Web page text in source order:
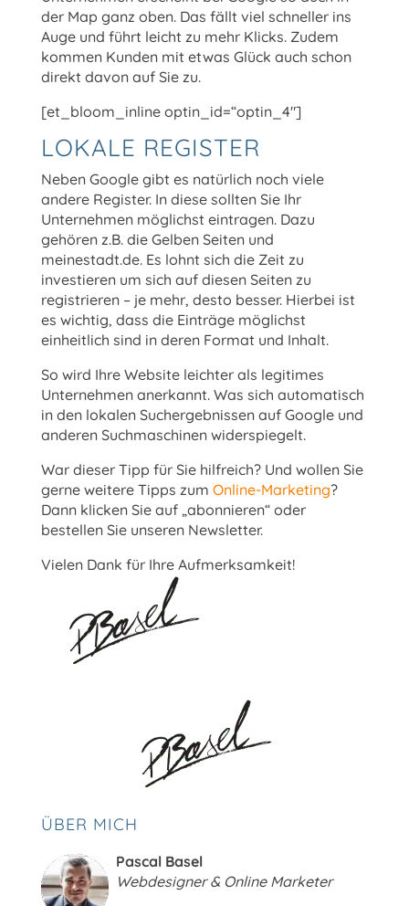
der Map ganz oben. Das fällt viel schneller ins
Auge und führt leicht zu mehr Klicks. Zudem
kommen Kunden mit etwas Glück auch schon
direkt davon auf Sie zu.
[et_bloom_inline optin_id=“optin_4″]
LOKALE REGISTER
Neben Google gibt es natürlich noch viele
andere Register. In diese sollten Sie Ihr
Unternehmen möglichst eintragen. Dazu
gehören z.B. die Gelben Seiten und
meinestadt.de. Es lohnt sich die Zeit zu
investieren um sich auf diesen Seiten zu
registrieren – je mehr, desto besser. Hierbei ist
es wichtig, dass die Einträge möglichst
einheitlich sind in deren Format und Inhalt.
So wird Ihre Website leichter als legitimes
Unternehmen anerkannt. Was sich automatisch
in den lokalen Suchergebnissen auf Google und
anderen Suchmaschinen widerspiegelt.
War dieser Tipp für Sie hilfreich? Und wollen Sie
gerne weitere Tipps zum Online-Marketing?
Dann klicken Sie auf „abonnieren“ oder
bestellen Sie unseren Newsletter.
Vielen Dank für Ihre Aufmerksamkeit!
ÜBER MICH
Pascal Basel
Webdesigner & Online Marketer